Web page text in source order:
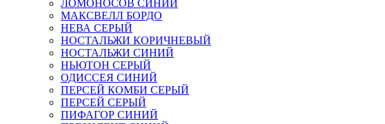
ЛОМОНОСОВ СИНИЙ
МАКСВЕЛЛ БОРДО
НЕВА СЕРЫЙ
НОСТАЛЬЖИ КОРИЧНЕВЫЙ
НОСТАЛЬЖИ СИНИЙ
НЬЮТОН СЕРЫЙ
ОДИССЕЯ СИНИЙ
ПЕРСЕЙ КОМБИ СЕРЫЙ
ПЕРСЕЙ СЕРЫЙ
ПИФАГОР СИНИЙ